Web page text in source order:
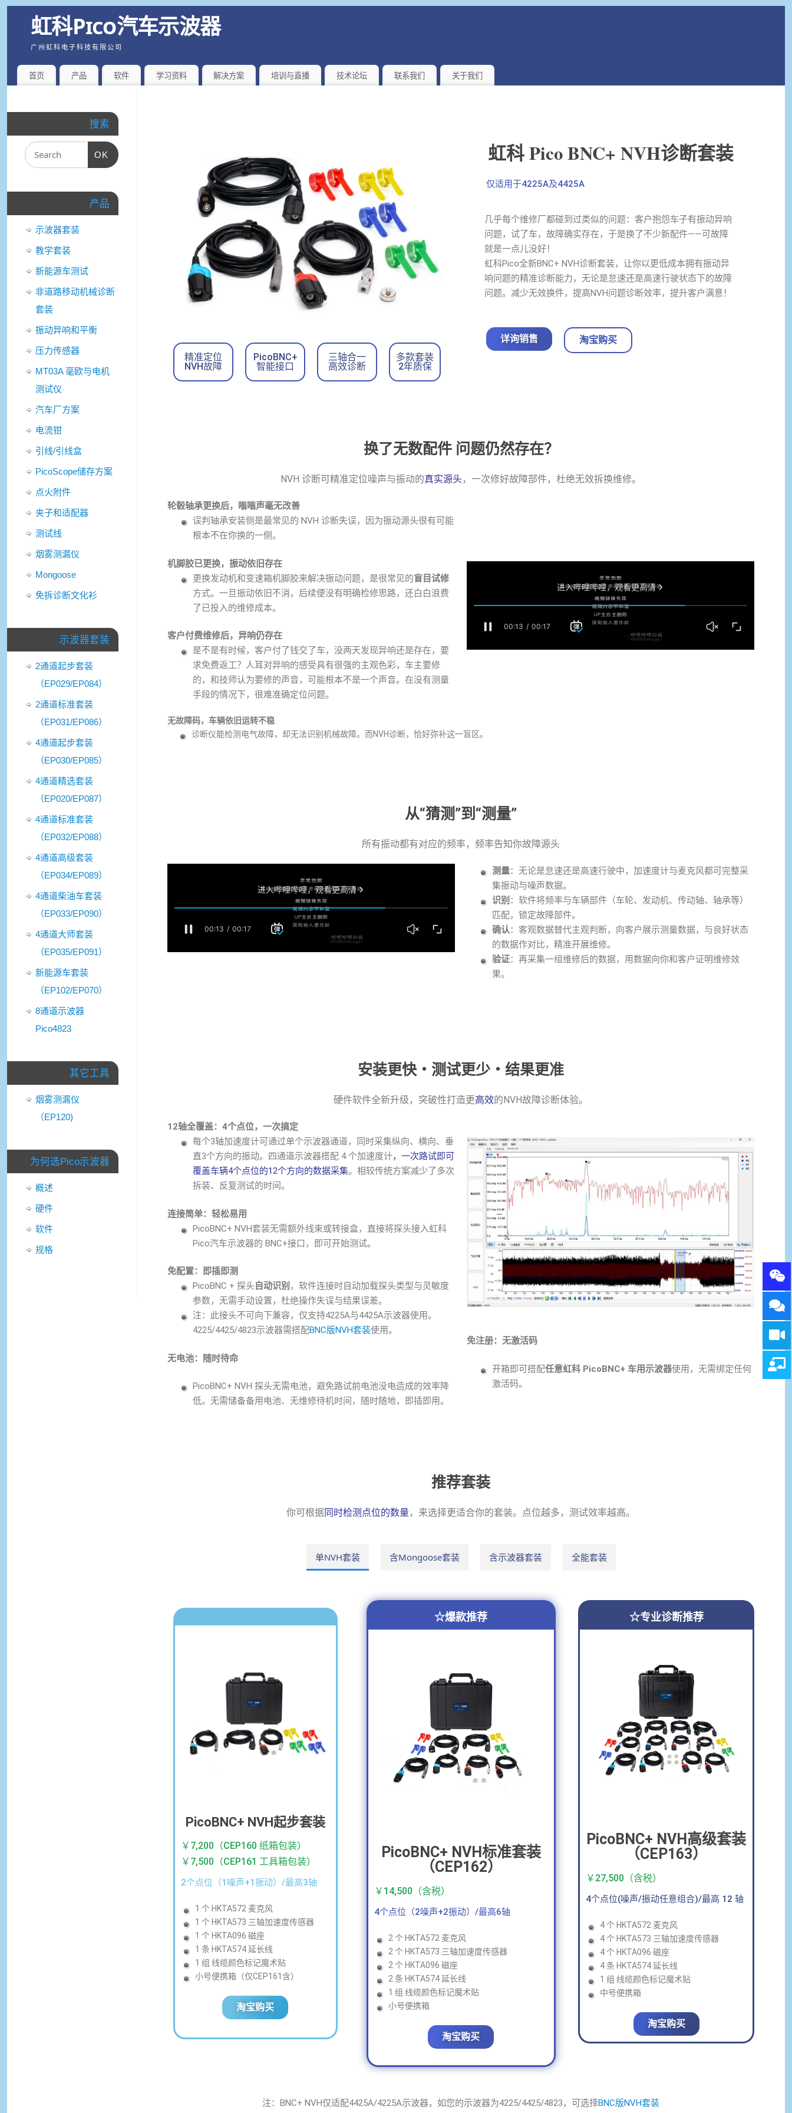
虹科Pico汽车示波器
广州虹科电子科技有限公司
首页 产品 软件 学习资料 解决方案 培训与直播 技术论坛 联系我们 关于我们
精准定位
NVH故障
PicoBNC+
智能接口
三轴合一
高效诊断
多款套装
2年质保
虹科 Pico BNC+ NVH诊断套装
仅适用于4225A及4425A
几乎每个维修厂都碰到过类似的问题：客户抱怨车子有振动异响
问题，试了车，故障确实存在，于是换了不少新配件——可故障
就是一点儿没好！
虹科Pico全新BNC+ NVH诊断套装，让你以更低成本拥有振动异
响问题的精准诊断能力，无论是怠速还是高速行驶状态下的故障
问题。减少无效换件，提高NVH问题诊断效率，提升客户满意！
详询销售 淘宝购买
换了无数配件 问题仍然存在？
NVH 诊断可精准定位噪声与振动的真实源头，一次修好故障部件，杜绝无效拆换维修。
轮毂轴承更换后，嗡嗡声毫无改善
误判轴承安装侧是最常见的 NVH 诊断失误，因为振动源头很有可能
根本不在你换的一侧。
机脚胶已更换，振动依旧存在
更换发动机和变速箱机脚胶来解决振动问题，是很常见的盲目试修
方式。一旦振动依旧不消，后续便没有明确检修思路，还白白浪费
了已投入的维修成本。
客户付费维修后，异响仍存在
是不是有时候，客户付了钱交了车，没两天发现异响还是存在，要
求免费返工？人耳对异响的感受具有很强的主观色彩，车主要修
的，和技师认为要修的声音，可能根本不是一个声音。在没有测量
手段的情况下，很难准确定位问题。
无故障码，车辆依旧运转不稳
诊断仪能检测电气故障，却无法识别机械故障。而NVH诊断，恰好弥补这一盲区。
从“猜测”到“测量”
所有振动都有对应的频率，频率告知你故障源头
测量：无论是怠速还是高速行驶中，加速度计与麦克风都可完整采
集振动与噪声数据。
识别 ：软件将频率与车辆部件（车轮、发动机、传动轴、轴承等）
匹配，锁定故障部件。
确认：客观数据替代主观判断，向客户展示测量数据，与良好状态
的数据作对比，精准开展维修。
验证：再采集一组维修后的数据，用数据向你和客户证明维修效
果。
安装更快・测试更少・结果更准
硬件软件全新升级，突破性打造更高效的NVH故障诊断体验。
12轴全覆盖：4个点位，一次搞定
每个3轴加速度计可通过单个示波器通道，同时采集纵向、横向、垂
直3个方向的振动。四通道示波器搭配 4 个加速度计，一次路试即可
覆盖车辆4个点位的12个方向的数据采集。相较传统方案减少了多次
拆装、反复测试的时间。
连接简单：轻松易用
PicoBNC+ NVH套装无需额外线束或转接盒，直接将探头接入虹科
Pico汽车示波器的 BNC+接口，即可开始测试。
免配置：即插即测
PicoBNC + 探头自动识别 ，软件连接时自动加载探头类型与灵敏度
参数，无需手动设置，杜绝操作失误与结果误差。
注：此接头不可向下兼容，仅支持4225A与4425A示波器使用。
4225/4425/4823示波器需搭配BNC版NVH套装使用。
无电池：随时待命
PicoBNC+ NVH 探头无需电池，避免路试前电池没电造成的效率降
低。无需储备备用电池、无维修待机时间，随时随地，即插即用。
免注册：无激活码
开箱即可搭配任意虹科 PicoBNC+ 车用示波器使用，无需绑定任何
激活码。
推荐套装
你可根据同时检测点位的数量 ，来选择更适合你的套装。点位越多，测试效率越高。
单NVH套装 含Mongoose套装 含示波器套装 全能套装
PicoBNC+ NVH起步套装
￥7,200（CEP160 纸箱包装）
￥7,500（CEP161 工具箱包装）
2个点位（1噪声+1振动）/最高3轴
1 个 HKTA572 麦克风
1 个 HKTA573 三轴加速度传感器
1 个 HKTA096 磁座
1 条 HKTA574 延长线
1 组 线缆颜色标记魔术贴
小号便携箱（仅CEP161含）
淘宝购买
☆爆款推荐
PicoBNC+ NVH标准套装
（CEP162）
￥14,500（含税）
4个点位（2噪声+2振动）/最高6轴
2 个 HKTA572 麦克风
2 个 HKTA573 三轴加速度传感器
2 个 HKTA096 磁座
2 条 HKTA574 延长线
1 组 线缆颜色标记魔术贴
小号便携箱
淘宝购买
☆专业诊断推荐
PicoBNC+ NVH高级套装
（CEP163）
￥27,500（含税）
4个点位(噪声/振动任意组合)/最高 12 轴
4 个 HKTA572 麦克风
4 个 HKTA573 三轴加速度传感器
4 个 HKTA096 磁座
4 条 HKTA574 延长线
1 组 线缆颜色标记魔术贴
中号便携箱
淘宝购买
注：BNC+ NVH仅适配4425A/4225A示波器，如您的示波器为4225/4425/4823，可选择BNC版NVH套装
搜索
OK
产品
示波器套装
教学套装
新能源车测试
非道路移动机械诊断
套装
振动异响和平衡
压力传感器
MT03A 毫欧与电机
测试仪
汽车厂方案
电流钳
引线/引线盒
PicoScope储存方案
点火附件
夹子和适配器
测试线
烟雾测漏仪
Mongoose
免拆诊断文化衫
示波器套装
2通道起步套装
（EP029/EP084）
2通道标准套装
（EP031/EP086）
4通道起步套装
（EP030/EP085）
4通道精选套装
（EP020/EP087）
4通道标准套装
（EP032/EP088）
4通道高级套装
（EP034/EP089）
4通道柴油车套装
（EP033/EP090）
4通道大师套装
（EP035/EP091）
新能源车套装
（EP102/EP070）
8通道示波器
Pico4823
其它工具
烟雾测漏仪
（EP120)
为何选Pico示波器
概述
硬件
软件
规格